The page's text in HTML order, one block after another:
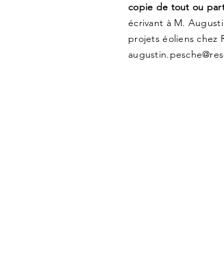
copie de tout ou
écrivant à M.
projets éoliens chez